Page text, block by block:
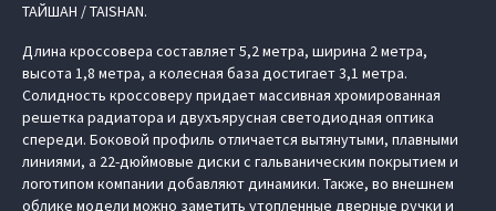
ТАЙШАН / TAISHAN.
Длина кроссовера составляет 5,2 метра, ширина 2 метра,
высота 1,8 метра, а колесная база достигает 3,1 метра.
Солидность кроссоверу придает массивная хромированная
решетка радиатора и двухъярусная светодиодная оптика
спереди. Боковой профиль отличается вытянутыми, плавными
линиями, а 22-дюймовые диски с гальваническим покрытием и
логотипом компании добавляют динамики. Также, во внешнем
облике модели можно заметить утопленные дверные ручки и